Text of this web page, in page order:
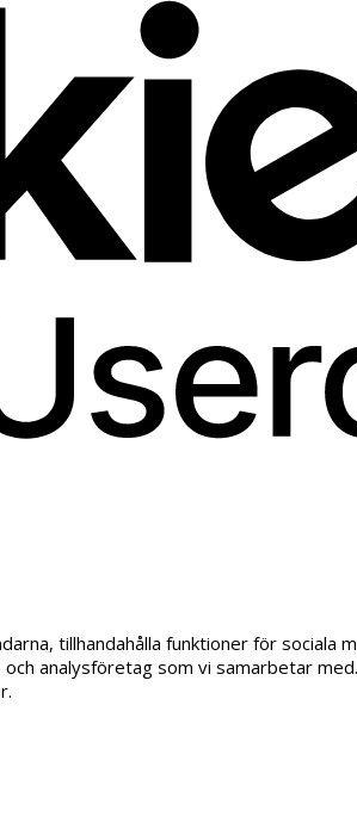
tillhandahålla funktioner för sociala
analysföretag som vi samarbetar